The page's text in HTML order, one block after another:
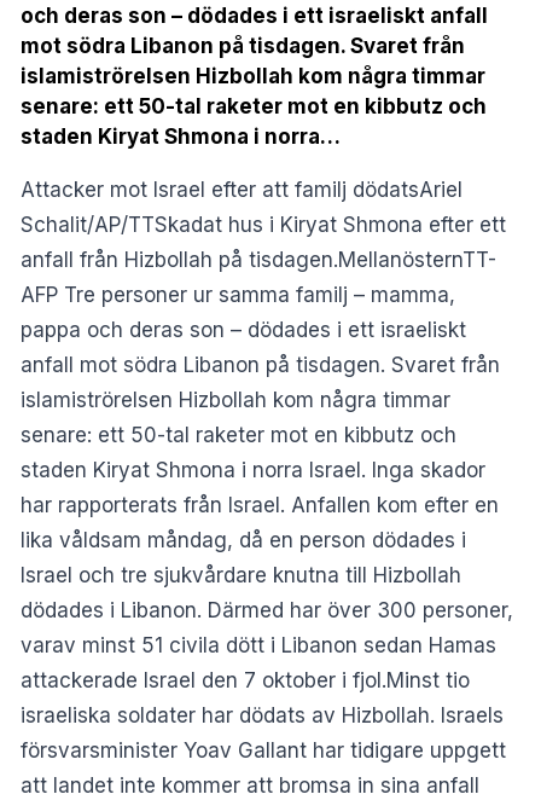
och deras son – dödades i ett israeliskt anfall
mot södra Libanon på tisdagen. Svaret från
islamiströrelsen Hizbollah kom några timmar
senare: ett 50-tal raketer mot en kibbutz och
staden Kiryat Shmona i norra…
Attacker mot Israel efter att familj dödatsAriel
Schalit/AP/TTSkadat hus i Kiryat Shmona efter ett
anfall från Hizbollah på tisdagen.MellanösternTT-
AFP Tre personer ur samma familj – mamma,
pappa och deras son – dödades i ett israeliskt
anfall mot södra Libanon på tisdagen. Svaret från
islamiströrelsen Hizbollah kom några timmar
senare: ett 50-tal raketer mot en kibbutz och
staden Kiryat Shmona i norra Israel. Inga skador
har rapporterats från Israel. Anfallen kom efter en
lika våldsam måndag, då en person dödades i
Israel och tre sjukvårdare knutna till Hizbollah
dödades i Libanon. Därmed har över 300 personer,
varav minst 51 civila dött i Libanon sedan Hamas
attackerade Israel den 7 oktober i fjol.Minst tio
israeliska soldater har dödats av Hizbollah. Israels
försvarsminister Yoav Gallant har tidigare uppgett
att landet inte kommer att bromsa in sina anfall